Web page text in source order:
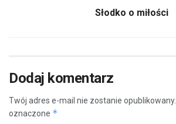
Słodko o miłości
Dodaj komentarz
Twój adres e-mail nie zostanie opublikowany.
oznaczone *